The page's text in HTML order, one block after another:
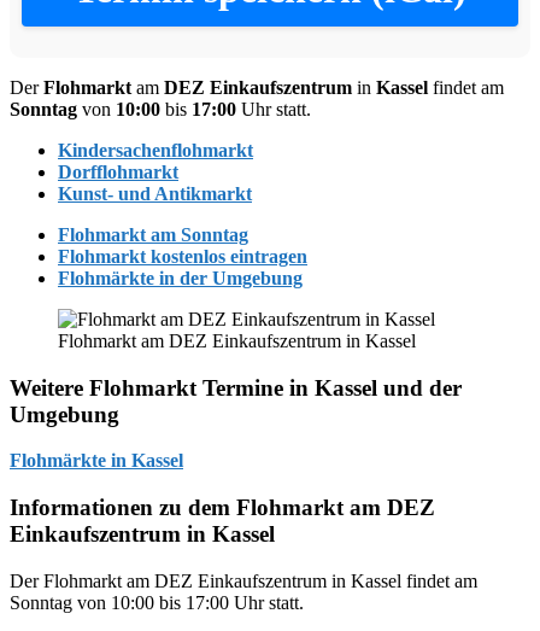
DerFlohmarkt am DEZ Einkaufszentrum in Kassel findet am
Sonntag von 10:00 bis 17:00 Uhr statt.
Kindersachenflohmarkt
Dorfflohmarkt
Kunst- und Antikmarkt
Flohmarkt am Sonntag
Flohmarkt kostenlos eintragen
Flohmärkte in der Umgebung
Flohmarkt am DEZ Einkaufszentrum in Kassel
Weitere Flohmarkt Termine in Kassel und der
Umgebung
Flohmärkte in Kassel
Informationen zu dem Flohmarkt am DEZ
Einkaufszentrum in Kassel
Der Flohmarkt am DEZ Einkaufszentrum in Kassel findet am
Sonntag von 10:00 bis 17:00 Uhr statt.